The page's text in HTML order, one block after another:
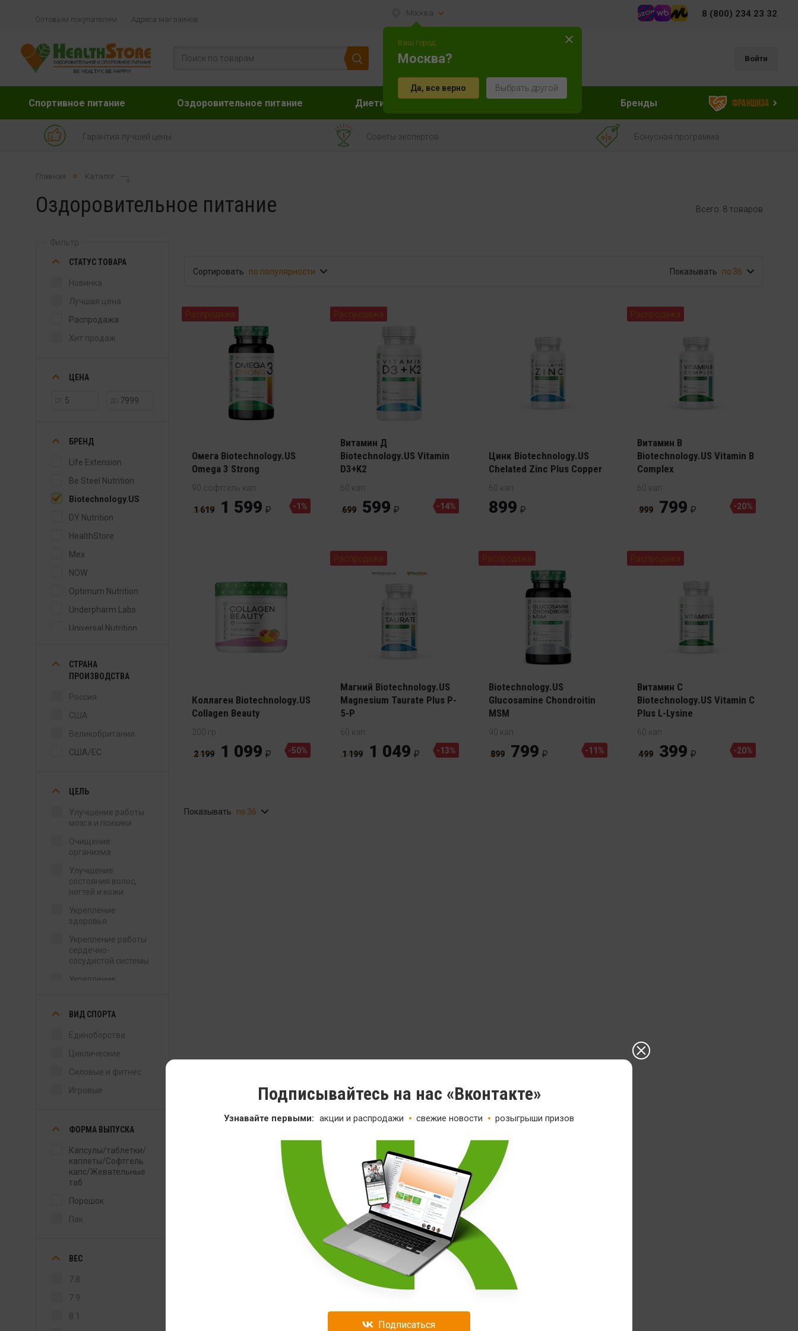
Оптовым покупателям Адреса магазинов
Москва 8 (800) 234 23 32
Войти
Спортивное питание Оздоровительное питание Диетическое питание Бренды Франшиза
Гарантия лучшей цены Советы экспертов Бонусная программа
Главная Каталог
Оздоровительное питание Всего: 8 товаров
Фильтр
СТАТУС ТОВАРА
Новинка
Лучшая цена
Распродажа
Хит продаж
ЦЕНА
ДО
БРЕНД
Life Extension
Be Steel Nutrition
Biotechnology.US
DY Nutrition
HealthStore
Mex
NOW
Optimum Nutrition
Underpharm Labs
Universal Nutrition
СТРАНА
ПРОИЗВОДСТВА
Россия
США
Великобритания
США/ЕС
ЦЕЛЬ
Улучшение работы
мозга и психики
Очищение
организма
Улучшение
состояния волос,
ногтей и кожи
Укрепление
здоровья
Укрепление работы
сердечно-
сосудистой системы
Укрепление
суставов, связок и
костной ткани
Улучшение мужского
здоровья
Восстановление
Улучшение сна
тонуса
ВИД СПОРТА
Единоборства
Циклические
Силовые и фитнес
Игровые
ФОРМА ВЫПУСКА
Капсулы/таблетки/
каплеты/Софтгель
капс/Жевательные
таб
Порошок
Пак
ВЕС
7.8
7.9
8.1
Сортировать по популярности Показывать 36
Распродажа
Омега Biotechnology.US
Omega 3 Strong
90 софтгель кап
1 619 1 599 -1%
Распродажа
Витамин Д
Biotechnology.US Vitamin
D3+K2
60 кап
699 599 -14%
Цинк Biotechnology.US
Chelated Zinc Plus Copper
60 кап
899
Распродажа
Витамин В
Biotechnology.US Vitamin B
Complex
60 кап
999 799 -20%
Коллаген Biotechnology.US
Collagen Beauty
300 гр
2 199 1 099 -50%
Распродажа
Магний Biotechnology.US
Magnesium Taurate Plus P-
5-P
60 кап
1 199 1 049 -13%
Распродажа
Biotechnology.US
Glucosamine Chondroitin
MSM
90 кап
899 799 -11%
Распродажа
Витамин С
Biotechnology.US Vitamin C
Plus L-Lysine
60 кап
499 399 -20%
Показывать 36
Ваш город:
Москва?
Да, все верно Выбрать другой
Подписывайтесь на нас «Вконтакте»
Узнавайте первыми: акции и распродажи свежие новости розыгрыши призов
Подписаться